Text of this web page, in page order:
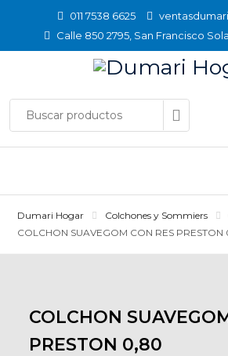
011 7538 6625
Calle 850 2795, San Francisco
Dumari Hogar Colchones y Sommiers
COLCHON SUAVEGOM CON RES PRESTON
COLCHON
PRESTON 0,80